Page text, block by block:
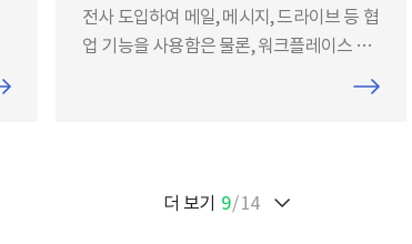
전사 도입하여 메일, 메시지, 드라이브 등 협
업 기능을 사용함은 물론, 워크플레이스 근
태, 전자결재 기능을 추가 도입하여 인사 관
더 보기 9 14